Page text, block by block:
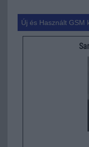
Új és Használt GSM